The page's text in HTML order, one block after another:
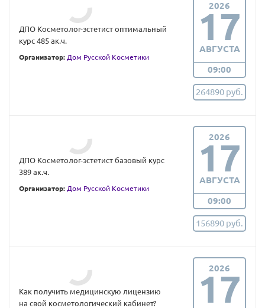
ДПО Косметолог-эстетист оптимальный
курс 485 ак.ч.
Организатор: Дом Русской Косметики
2026
17
АВГУСТА
09:00
264890 руб.
ДПО Косметолог-эстетист базовый курс
389 ак.ч.
Организатор: Дом Русской Косметики
2026
17
АВГУСТА
09:00
156890 руб.
Как получить медицинскую лицензию
на свой косметологический кабинет?
2026
17